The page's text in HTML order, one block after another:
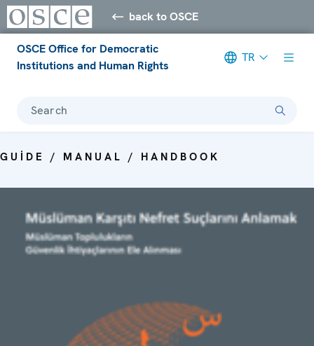
back to OSCE
OSCE Office for Democratic
Institutions and Human Rights
TR
Search
GUIDE / MANUAL / HANDBOOK